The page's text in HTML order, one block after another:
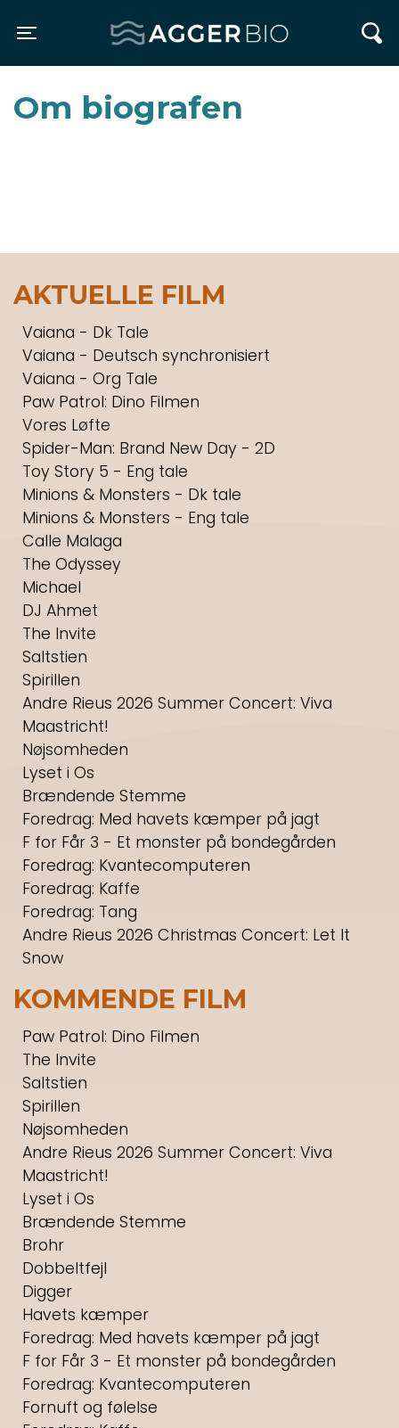
Toggle navigation
Agger BIO
Om biografen
AKTUELLE FILM
Vaiana - Dk Tale
Vaiana - Deutsch synchronisiert
Vaiana - Org Tale
Paw Patrol: Dino Filmen
Vores Løfte
Spider-Man: Brand New Day - 2D
Toy Story 5 - Eng tale
Minions & Monsters - Dk tale
Minions & Monsters - Eng tale
Calle Malaga
The Odyssey
Michael
DJ Ahmet
The Invite
Saltstien
Spirillen
Andre Rieus 2026 Summer Concert: Viva
Maastricht!
Nøjsomheden
Lyset i Os
Brændende Stemme
Foredrag: Med havets kæmper på jagt
F for Får 3 - Et monster på bondegården
Foredrag: Kvantecomputeren
Foredrag: Kaffe
Foredrag: Tang
Andre Rieus 2026 Christmas Concert: Let It
Snow
KOMMENDE FILM
Paw Patrol: Dino Filmen
The Invite
Saltstien
Spirillen
Nøjsomheden
Andre Rieus 2026 Summer Concert: Viva
Maastricht!
Lyset i Os
Brændende Stemme
Brohr
Dobbeltfejl
Digger
Havets kæmper
Foredrag: Med havets kæmper på jagt
F for Får 3 - Et monster på bondegården
Foredrag: Kvantecomputeren
Fornuft og følelse